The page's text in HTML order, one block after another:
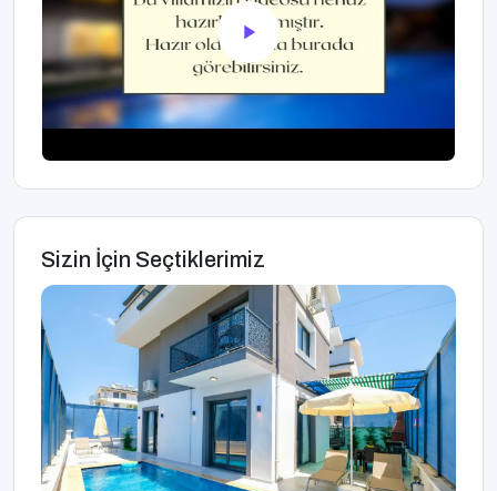
Sizin İçin Seçtiklerimiz